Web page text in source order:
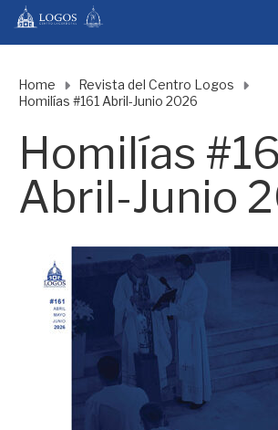
Home
Revista del Centro Logos
Homilías #161 Abril-Junio 2026
Homilías
Abril-Junio